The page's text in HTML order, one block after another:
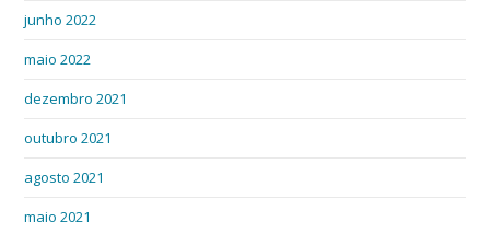
junho 2022
maio 2022
dezembro 2021
outubro 2021
agosto 2021
maio 2021